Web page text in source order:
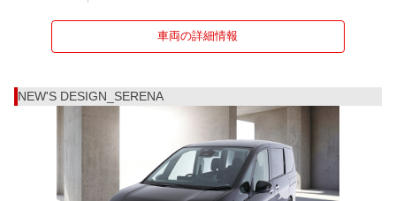
車両の詳細情報
NEW'S DESIGN_SERENA